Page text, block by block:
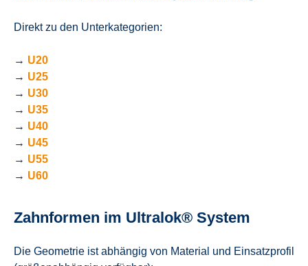
Direkt zu den Unterkategorien:
→ U20
→ U25
→ U30
→ U35
→ U40
→ U45
→ U55
→ U60
Zahnformen im Ultralok® System
Die Geometrie ist abhängig von Material und Einsatzprofil